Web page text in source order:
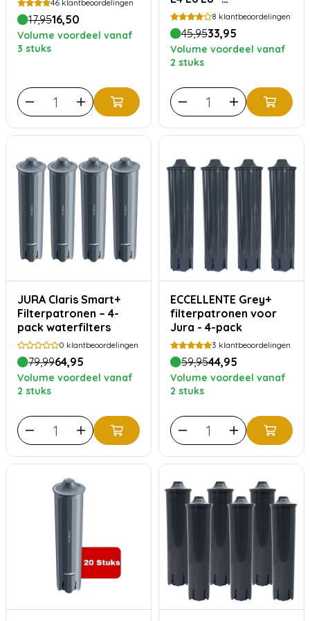
46 klantbeoordelingen
17,9516,50
Volume voordeel vanaf
3 stuks
Voordeelverpakking
8 klantbeoordelingen
45,9533,95
Volume voordeel vanaf
2 stuks
JURA Claris Smart+
Filterpatronen – 4-
pack waterfilters
0 klantbeoordelingen
79,9964,95
Volume voordeel vanaf
2 stuks
ECCELLENTE Grey+
filterpatronen voor
Jura - 4-pack
3 klantbeoordelingen
59,9544,95
Volume voordeel vanaf
2 stuks